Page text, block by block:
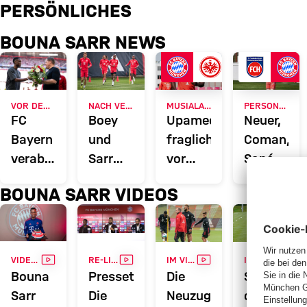
Bouna Sarr im Fokus: News,
PERSÖNLICHES
BOUNA SARR NEWS
FC
Bayern
verabschiedet
Maxim
Choupo-
Moting
und
Bouna
Sarr
Boey
und
Sarr
im
Mannschaftstraining
MUSIALA WIEDER DABEI
Upamecano
fraglich
vor
gegen
Frankfurt
Neuer,
Coman,
Sané,
Pavlović
fehlen
in
BOUNA SARR VIDEOS
VIDEO: EMPFANG VON DER MANNSCHAFT VIDEO
Bouna
Sarr
RE-LIVEVIDEO
Pressetalk:
Die
IM VIDEO VIDEO
Die
Neuzugänge
IM VIDEO
So lief
der